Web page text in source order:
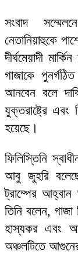
সংবাদ
নেতানিয়াহুকে
দীর্ঘমেয়াদী
গাজাকে
আনবেন বলে
যুক্তরাষ্ট্রে এবং
হয়েছে।
ফিলিস্তিনি
আবু জুহরি
ট্রাম্পের
তিনি বলেন, গাজা
হাস্যকর এবং
অঞ্চলটিতে